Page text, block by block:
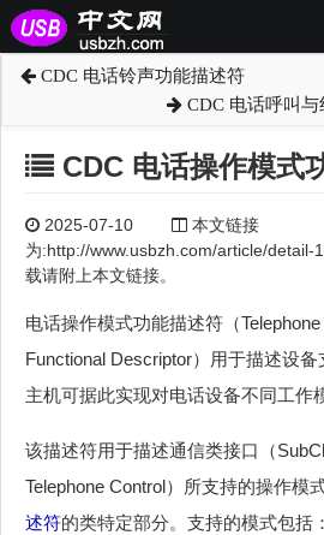
CDC 电话铃声功能描述符
CDC 电话呼叫
CDC 电话操作模式
2025-07-10
本文链接
为:http://www.usbzh.com/article/detail-
载请附上本文链接。
电话操作模式功能描述符（
Functional Descriptor）用于描述设备
主机可据此实现对电话设备不同工作
该描述符用于描述通信类接口（
Telephone Control）所支持的操作模
述符的类特定部分。支持的模式包括